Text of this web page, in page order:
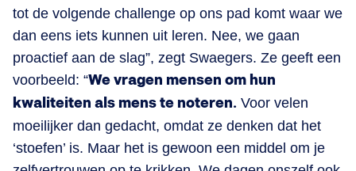
tot de volgende challenge op ons pad komt waar we
dan eens iets kunnen uit leren. Nee, we gaan
proactief aan de slag”, zegt Swaegers. Ze geeft een
voorbeeld: “We vragen mensen om hun
kwaliteiten als mens te noteren. Voor velen
moeilijker dan gedacht, omdat ze denken dat het
‘stoefen’ is. Maar het is gewoon een middel om je